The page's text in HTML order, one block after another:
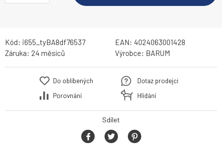
Kód: i655_tyBA8df76537 EAN: 4024063001428
Záruka: 24 měsíců Výrobce: BARUM
Do oblíbených
Porovnání
Dotaz prodejci
Hlídání
Sdílet